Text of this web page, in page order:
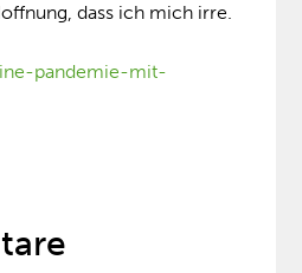
dass ich mich irre.
pandemie-mit-